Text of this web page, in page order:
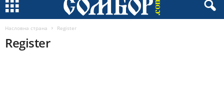
Насловна страна Register
Register